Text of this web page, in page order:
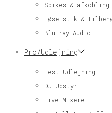
Spikes & afkobling
Løse stik &
Blu-ray Audio
Pro/Udlejning
Fest Udlejning
DJ Udstyr
Live Mixere